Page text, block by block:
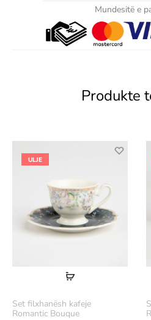
Mundesitë e
Produkte
ULJE
Lexoni
shumë
Set filxhanësh kafeje
Romantic Bouque